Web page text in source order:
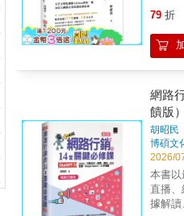
的能
作者如
多人
別人的
界理解
趨勢
推動
也能
親子
「真
不同
79 折
網路
饋版）
胡昭民
博碩文
2026/
本書以
直播
據解讀